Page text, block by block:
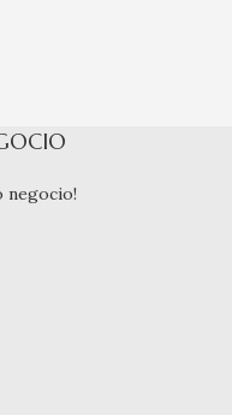
negocio!